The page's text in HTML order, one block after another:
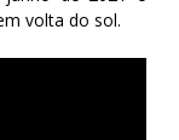
volta do sol.